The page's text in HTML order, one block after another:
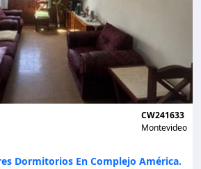
CW241633
Montevideo
Dormitorios En Complejo América.